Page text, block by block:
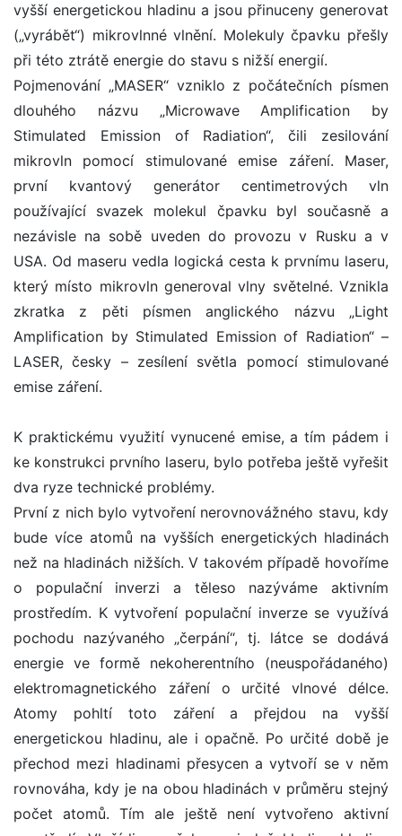
vyšší energetickou hladinu a jsou přinuceny generovat
(„vyrábět“) mikrovlnné vlnění. Molekuly čpavku přešly
při této ztrátě energie do stavu s nižší energií.
Pojmenování „MASER“ vzniklo z počátečních písmen
dlouhého názvu „Microwave Amplification by
Stimulated Emission of Radiation“, čili zesilování
mikrovln pomocí stimulované emise záření. Maser,
první kvantový generátor centimetrových vln
používající svazek molekul čpavku byl současně a
nezávisle na sobě uveden do provozu v Rusku a v
USA. Od maseru vedla logická cesta k prvnímu laseru,
který místo mikrovln generoval vlny světelné. Vznikla
zkratka z pěti písmen anglického názvu „Light
Amplification by Stimulated Emission of Radiation“ –
LASER, česky – zesílení světla pomocí stimulované
emise záření.
K praktickému využití vynucené emise, a tím pádem i
ke konstrukci prvního laseru, bylo potřeba ještě vyřešit
dva ryze technické problémy.
První z nich bylo vytvoření nerovnovážného stavu, kdy
bude více atomů na vyšších energetických hladinách
než na hladinách nižších. V takovém případě hovoříme
o populační inverzi a těleso nazýváme aktivním
prostředím. K vytvoření populační inverze se využívá
pochodu nazývaného „čerpání“, tj. látce se dodává
energie ve formě nekoherentního (neuspořádaného)
elektromagnetického záření o určité vlnové délce.
Atomy pohltí toto záření a přejdou na vyšší
energetickou hladinu, ale i opačně. Po určité době je
přechod mezi hladinami přesycen a vytvoří se v něm
rovnováha, kdy je na obou hladinách v průměru stejný
počet atomů. Tím ale ještě není vytvořeno aktivní